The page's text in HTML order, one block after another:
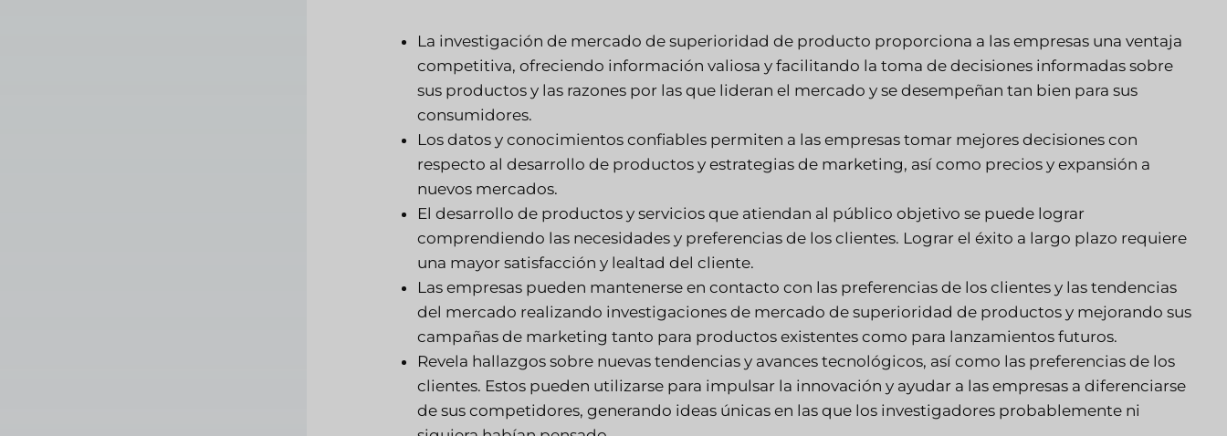
La investigación de mercado de superioridad de producto proporciona a las empresas una ventaja
competitiva, ofreciendo información valiosa y facilitando la toma de decisiones informadas sobre
sus productos y las razones por las que lideran el mercado y se desempeñan tan bien para sus
consumidores.
Los datos y conocimientos confiables permiten a las empresas tomar mejores decisiones con
respecto al desarrollo de productos y estrategias de marketing, así como precios y expansión a
nuevos mercados.
El desarrollo de productos y servicios que atiendan al público objetivo se puede lograr
comprendiendo las necesidades y preferencias de los clientes. Lograr el éxito a largo plazo requiere
una mayor satisfacción y lealtad del cliente.
Las empresas pueden mantenerse en contacto con las preferencias de los clientes y las tendencias
del mercado realizando investigaciones de mercado de superioridad de productos y mejorando sus
campañas de marketing tanto para productos existentes como para lanzamientos futuros.
Revela hallazgos sobre nuevas tendencias y avances tecnológicos, así como las preferencias de los
clientes. Estos pueden utilizarse para impulsar la innovación y ayudar a las empresas a diferenciarse
de sus competidores, generando ideas únicas en las que los investigadores probablemente ni